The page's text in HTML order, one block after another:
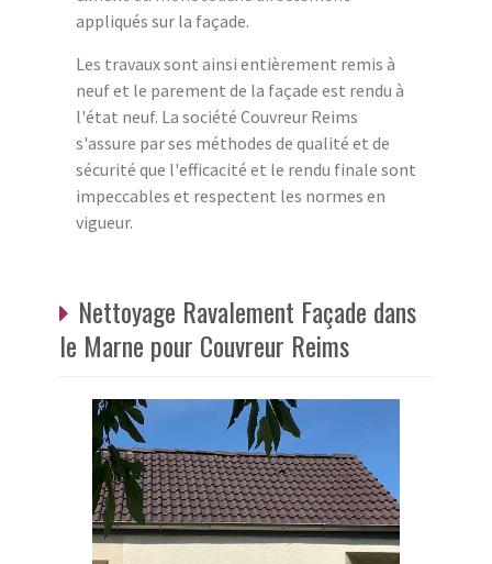
appliqués sur la façade.
Les travaux sont ainsi entièrement remis à
neuf et le parement de la façade est rendu à
l'état neuf. La société Couvreur Reims
s'assure par ses méthodes de qualité et de
sécurité que l'efficacité et le rendu finale sont
impeccables et respectent les normes en
vigueur.
Nettoyage Ravalement Façade dans
le Marne pour Couvreur Reims